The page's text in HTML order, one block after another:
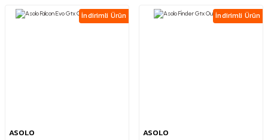
İndirimli Ürün
ASOLO
İndirimli Ürün
ASOLO